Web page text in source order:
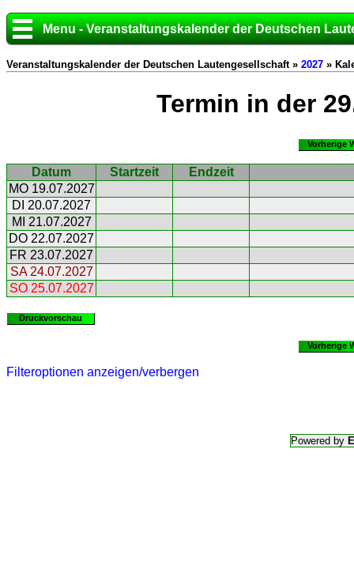
Menu - Veranstaltungskalender der Deutschen
Veranstaltungskalender der Deutschen Lautengesellschaft » 2027 »
Termin in der
Vorherige
Datum Startzeit
Endzeit
MO 19.07.2027
DI 20.07.2027
MI 21.07.2027
DO 22.07.2027
FR 23.07.2027
SA 24.07.2027
SO 25.07.2027
Druckvorschau
Vorherige
Filteroptionen anzeigen/verbergen
Powered by